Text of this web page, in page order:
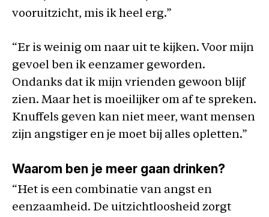
vooruitzicht, mis ik heel erg.”
“Er is weinig om naar uit te kijken. Voor mijn
gevoel ben ik eenzamer geworden.
Ondanks dat ik mijn vrienden gewoon blijf
zien. Maar het is moeilijker om af te spreken.
Knuffels geven kan niet meer, want mensen
zijn angstiger en je moet bij alles opletten.”
Waarom ben je meer gaan drinken?
“Het is een combinatie van angst en
eenzaamheid. De uitzichtloosheid zorgt